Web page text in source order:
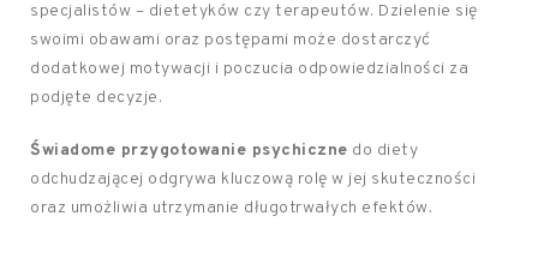
specjalistów – dietetyków czy terapeutów. Dzielenie się
swoimi obawami oraz postępami może dostarczyć
dodatkowej motywacji i poczucia odpowiedzialności za
podjęte decyzje.
Świadome przygotowanie psychiczne do diety
odchudzającej odgrywa kluczową rolę w jej skuteczności
oraz umożliwia utrzymanie długotrwałych efektów.